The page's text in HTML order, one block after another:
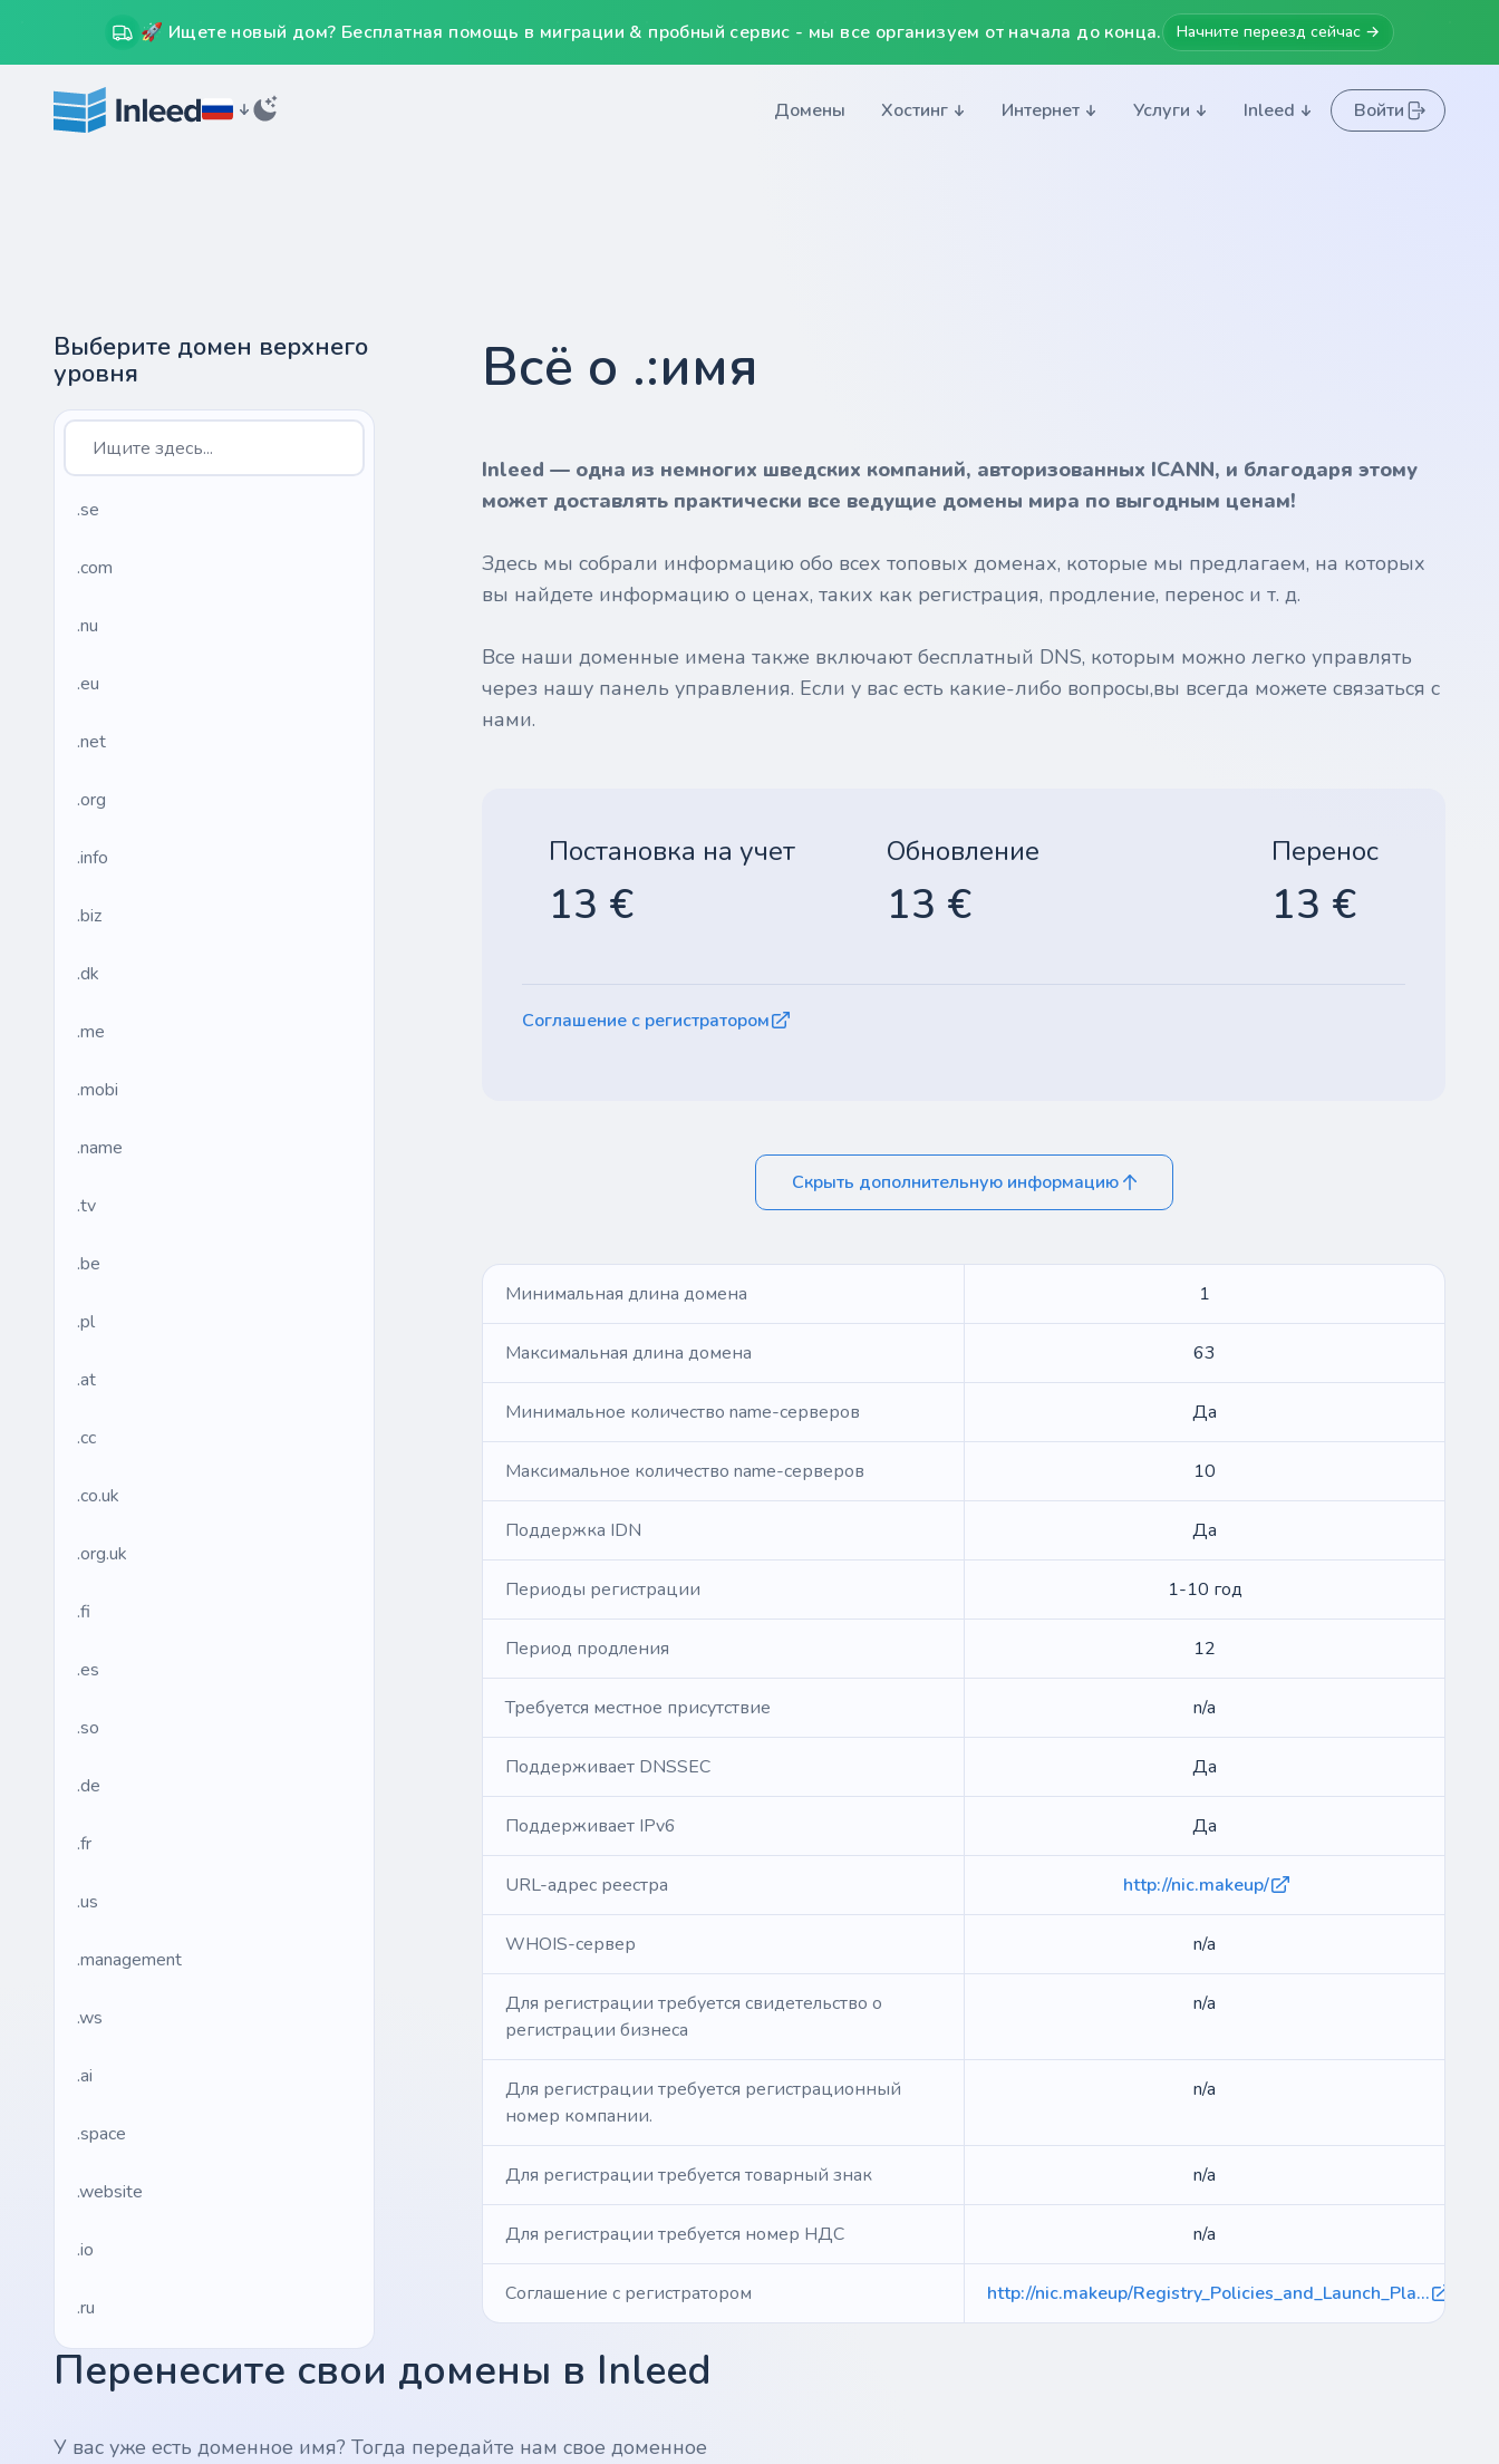
🚀 Ищете новый дом? Бесплатная помощь в миграции & пробный сервис - мы все организуем от начала до конца. Начните переезд сейчас →
Домены Хостинг Интернет Услуги Inleed Войти
Выберите домен верхнего
уровня
.se
.com
.nu
.eu
.net
.org
.info
.biz
.dk
.me
.mobi
.name
.tv
.be
.pl
.at
.cc
.co.uk
.org.uk
.fi
.es
.so
.de
.fr
.us
.management
.ws
.ai
.space
.website
.io
.ru
.vc
Всё о .:имя
Inleed — одна из немногих шведских компаний, авторизованных ICANN, и благодаря этому
может доставлять практически все ведущие домены мира по выгодным ценам!
Здесь мы собрали информацию обо всех топовых доменах, которые мы предлагаем, на которых
вы найдете информацию о ценах, таких как регистрация, продление, перенос и т. д.
Все наши доменные имена также включают бесплатный DNS, которым можно легко управлять
через нашу панель управления. Если у вас есть какие-либо вопросы,вы всегда можете связаться с
нами.
Постановка на учет
13 €
Обновление
13 €
Перенос
13 €
Соглашение с регистратором
Скрыть дополнительную информацию
Минимальная длина домена 1
Максимальная длина домена 63
Минимальное количество name-серверов Да
Максимальное количество name-серверов 10
Поддержка IDN Да
Периоды регистрации 1-10 год
Период продления 12
Требуется местное присутствие n/a
Поддерживает DNSSEC Да
Поддерживает IPv6 Да
URL-адрес реестра http://nic.makeup/
WHOIS-сервер n/a
Для регистрации требуется свидетельство о
регистрации бизнеса
n/a
Для регистрации требуется регистрационный
номер компании.
n/a
Для регистрации требуется товарный знак n/a
Для регистрации требуется номер НДС n/a
Соглашение с регистратором http://nic.makeup/Registry_Policies_and_Launch_Pla...
Перенесите свои домены в Inleed
У вас уже есть доменное имя? Тогда передайте нам свое доменное